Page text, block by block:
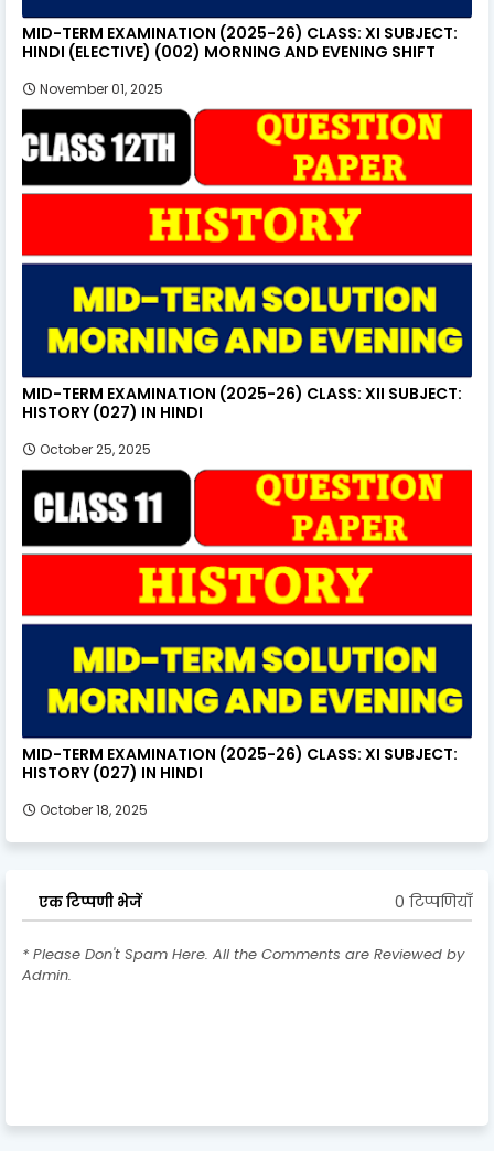
MID-TERM EXAMINATION (2025-26) CLASS: XI SUBJECT:
HINDI (ELECTIVE) (002) MORNING AND EVENING SHIFT
November 01, 2025
MID-TERM EXAMINATION (2025-26) CLASS: XII SUBJECT:
HISTORY (027) IN HINDI
October 25, 2025
MID-TERM EXAMINATION (2025-26) CLASS: XI SUBJECT:
HISTORY (027) IN HINDI
October 18, 2025
एक टिप्पणी भेजें 0 टिप्पणियाँ
* Please Don't Spam Here. All the Comments are Reviewed by
Admin.